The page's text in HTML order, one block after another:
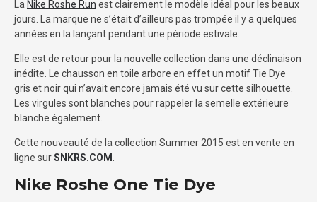
La Nike Roshe Run est clairement le modèle idéal pour les beaux
jours. La marque ne s’était d’ailleurs pas trompée il y a quelques
années en la lançant pendant une période estivale.
Elle est de retour pour la nouvelle collection dans une déclinaison
inédite. Le chausson en toile arbore en effet un motif Tie Dye
gris et noir qui n’avait encore jamais été vu sur cette silhouette.
Les virgules sont blanches pour rappeler la semelle extérieure
blanche également.
Cette nouveauté de la collection Summer 2015 est en vente en
ligne surSNKRS.COM
Nike Roshe One Tie Dye